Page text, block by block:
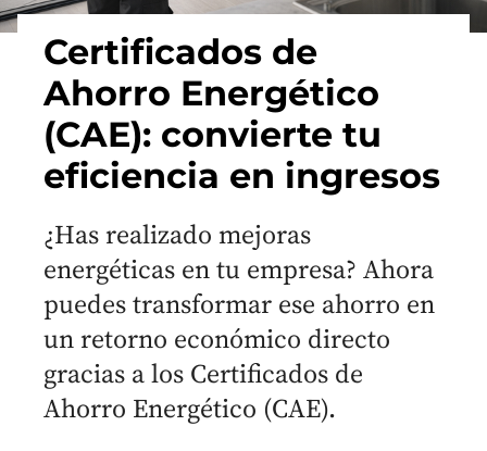
Certificados de
Ahorro Energético
(CAE): convierte tu
eficiencia en ingresos
¿Has realizado mejoras
energéticas en tu empresa? Ahora
puedes transformar ese ahorro en
un retorno económico directo
gracias a los Certificados de
Ahorro Energético (CAE).